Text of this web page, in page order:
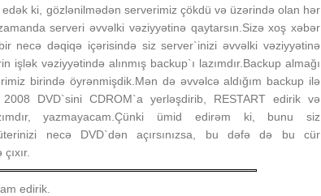
ki, gözlənilmədən serverimiz çökdü və üzərində olan hər
serveri əvvəlki vəziyyətinə qaytarsın.Sizə xoş xəbər
necə dəqiqə içərisində siz server`inizi əvvəlki vəziyyətinə
vəziyyətində alınmış backup`ı lazımdır.Backup almağı
birində öyrənmişdik.Mən də əvvəlcə aldığım backup ilə
DVD`sini CDROM`a yerləşdirib, RESTART edirik və
yazmayacam.Çünki ümid edirəm ki, bunu siz
necə DVD`dən açırsınızsa, bu dəfə də bu cür
edirik.